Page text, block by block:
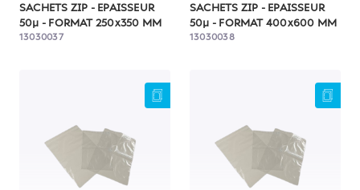
SACHETS ZIP - EPAISSEUR
50µ - FORMAT 250x350 MM
13030037
SACHETS ZIP - EPAISSEUR
50µ - FORMAT 400x600 MM
13030038